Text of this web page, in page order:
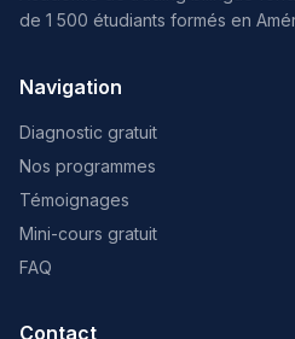
de 1 500 étudiants formés en
Navigation
Diagnostic gratuit
Nos programmes
Témoignages
Mini-cours gratuit
FAQ
Contact